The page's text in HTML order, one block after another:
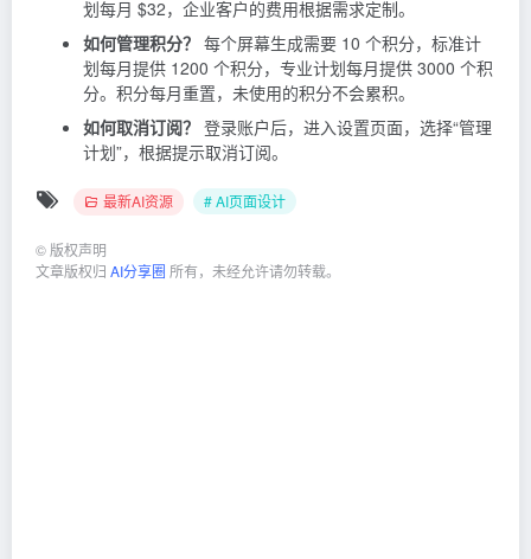
划每月 $32，企业客户的费用根据需求定制。
如何管理积分？ 每个屏幕生成需要 10 个积分，标准计
划每月提供 1200 个积分，专业计划每月提供 3000 个积
分。积分每月重置，未使用的积分不会累积。
如何取消订阅？ 登录账户后，进入设置页面，选择“管理
计划”，根据提示取消订阅。
最新AI资源 # AI页面设计
© 版权声明
文章版权归 AI分享圈 所有，未经允许请勿转载。